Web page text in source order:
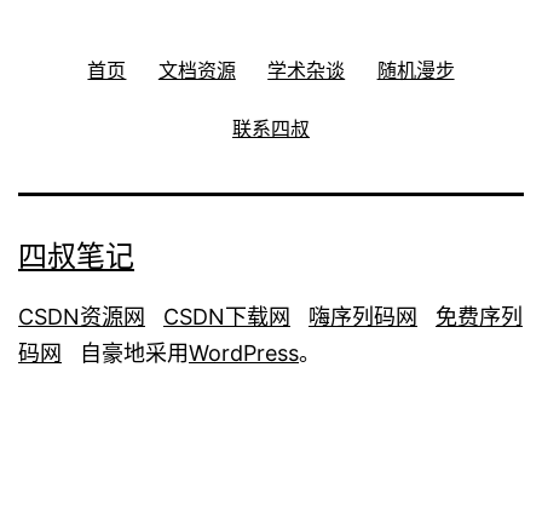
首页 文档资源 学术杂谈 随机漫步
联系四叔
四叔笔记
CSDN资源网 CSDN下载网 嗨序列码网
免费序列
码网 自豪地采用WordPress。